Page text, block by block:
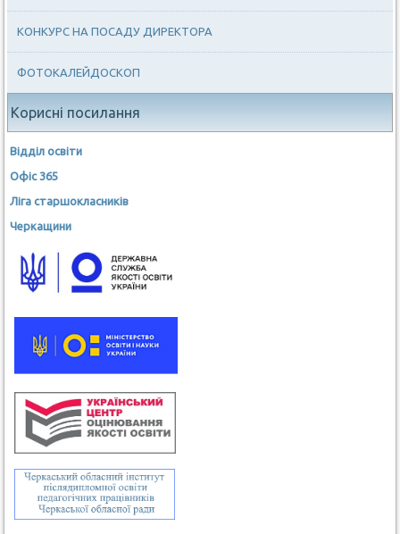
КОНКУРС НА ПОСАДУ ДИРЕКТОРА
ФОТОКАЛЕЙДОСКОП
Корисні посилання
Відділ освіти
Офіс 365
Ліга старшокласників
Черкащини